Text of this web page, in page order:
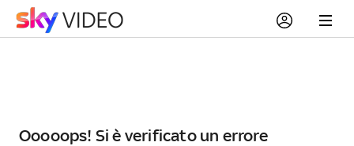
Ooooops! Si è verificato un errore